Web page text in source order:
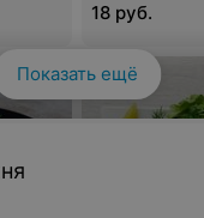
18 руб.
Показать ещё